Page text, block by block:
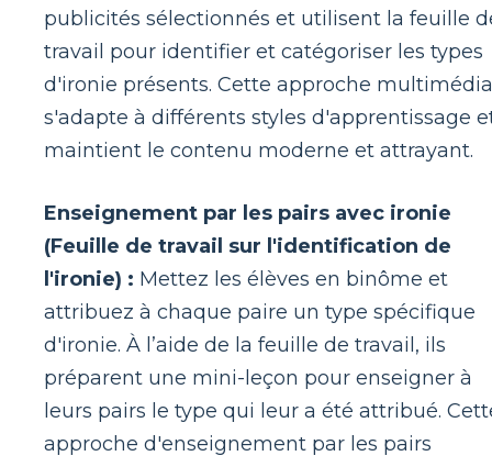
publicités sélectionnés et utilisent la feuille
travail pour identifier et catégoriser les types
d'ironie présents. Cette approche multimédia
s'adapte à différents styles d'apprentissage
maintient le contenu moderne et attrayant.
Enseignement par les pairs avec ironie
(Feuille de travail sur l'identification de
l'ironie) : Mettez les élèves en binôme et
attribuez à chaque paire un type spécifique
d'ironie. À l’aide de la feuille de travail, ils
préparent une mini-leçon pour enseigner à
leurs pairs le type qui leur a été attribué.
approche d'enseignement par les pairs